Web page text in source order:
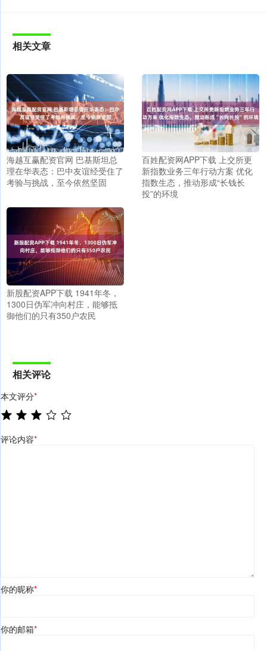
相关文章
海越互赢配资官网 巴基斯坦总
理在华表态：巴中友谊经受住了
考验与挑战，至今依然坚固
百姓配资网APP下载 上交所更
新指数业务三年行动方案 优化
指数生态，推动形成“长钱长
投”的环境
新股配资APP下载 1941年冬，
1300日伪军冲向村庄，能够抵
御他们的只有350户农民
相关评论
本文评分*
评论内容*
你的昵称*
你的邮箱*